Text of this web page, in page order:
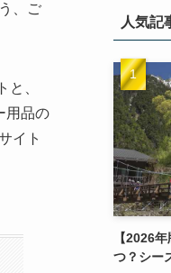
、ご
、
用品の
イト
人気記
【2026
つ？シー